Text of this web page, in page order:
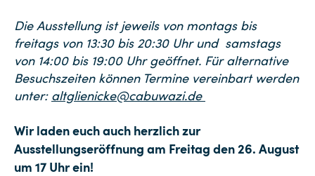
Die Ausstellung ist jeweils von montags bis
freitags von 13:30 bis 20:30 Uhr und samstags
von 14:00 bis 19:00 Uhr geöffnet. Für alternative
Besuchszeiten können Termine vereinbart werden
unter: altglienicke@cabuwazi.de
Wir laden euch auch herzlich zur
Ausstellungseröffnung am Freitag den 26. August
um 17 Uhr ein!